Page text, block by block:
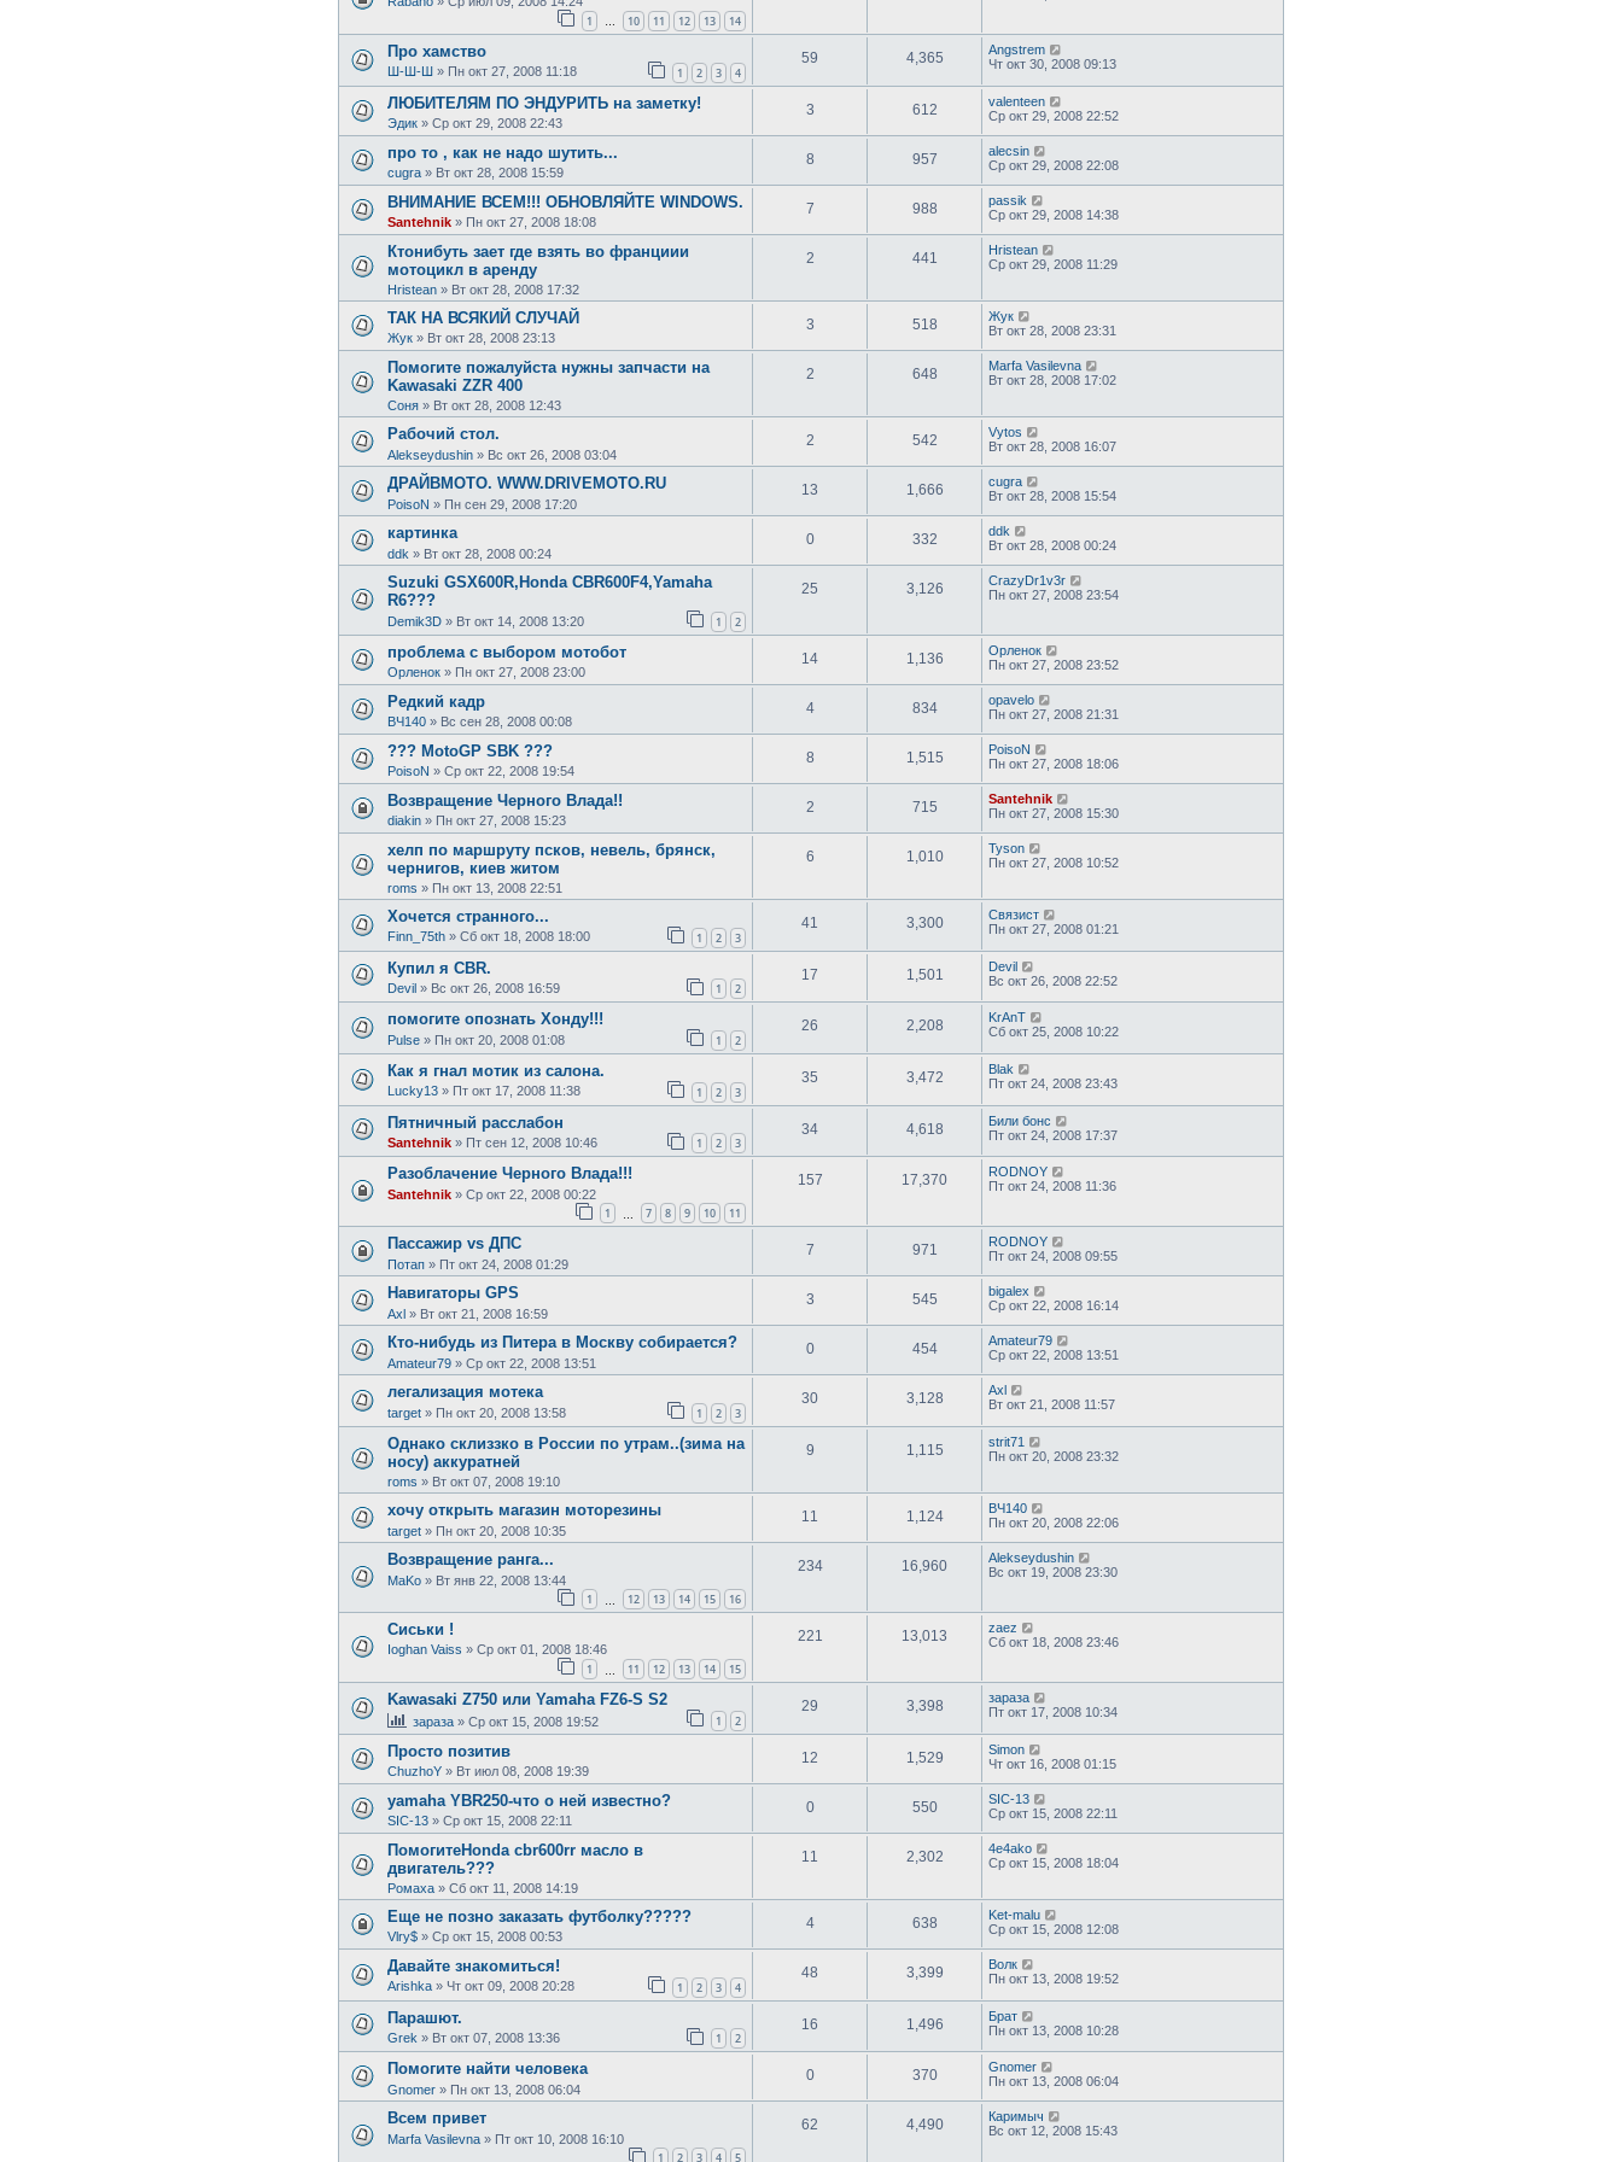
1 … 10 11 12 13 14
Про хамство
Ш-Ш-Ш » Пн окт 27, 2008 11:18 1 2 3 4
59 4,365
Angstrem
Чт окт 30, 2008 09:13
ЛЮБИТЕЛЯМ ПО ЭНДУРИТЬ на заметку!
Эдик » Ср окт 29, 2008 22:43
3 612
valenteen
Ср окт 29, 2008 22:52
про то , как не надо шутить...
cugra » Вт окт 28, 2008 15:59
8 957
alecsin
Ср окт 29, 2008 22:08
ВНИМАНИЕ ВСЕМ!!! ОБНОВЛЯЙТЕ WINDOWS.
Santehnik » Пн окт 27, 2008 18:08
7 988
passik
Ср окт 29, 2008 14:38
Ктонибуть зает где взять во франциии
мотоцикл в аренду
Hristean » Вт окт 28, 2008 17:32
2 441
Hristean
Ср окт 29, 2008 11:29
ТАК НА ВСЯКИЙ СЛУЧАЙ
Жук » Вт окт 28, 2008 23:13
3 518
Жук
Вт окт 28, 2008 23:31
Помогите пожалуйста нужны запчасти на
Kawasaki ZZR 400
Соня » Вт окт 28, 2008 12:43
2 648
Marfa Vasilevna
Вт окт 28, 2008 17:02
Рабочий стол.
Alekseydushin » Вс окт 26, 2008 03:04
2 542
Vytos
Вт окт 28, 2008 16:07
ДРАЙВМОТО. WWW.DRIVEMOTO.RU
PoisoN » Пн сен 29, 2008 17:20
13 1,666
cugra
Вт окт 28, 2008 15:54
картинка
ddk » Вт окт 28, 2008 00:24
0 332
ddk
Вт окт 28, 2008 00:24
Suzuki GSX600R,Honda CBR600F4,Yamaha
R6???
Demik3D » Вт окт 14, 2008 13:20 1 2
25 3,126
CrazyDr1v3r
Пн окт 27, 2008 23:54
проблема с выбором мотобот
Орленок » Пн окт 27, 2008 23:00
14 1,136
Орленок
Пн окт 27, 2008 23:52
Редкий кадр
ВЧ140 » Вс сен 28, 2008 00:08
4 834
opavelo
Пн окт 27, 2008 21:31
??? MotoGP SBK ???
PoisoN » Ср окт 22, 2008 19:54
8 1,515
PoisoN
Пн окт 27, 2008 18:06
Возвращение Черного Влада!!
diakin » Пн окт 27, 2008 15:23
2 715
Santehnik
Пн окт 27, 2008 15:30
хелп по маршруту псков, невель, брянск,
чернигов, киев житом
roms » Пн окт 13, 2008 22:51
6 1,010
Tyson
Пн окт 27, 2008 10:52
Хочется странного...
Finn_75th » Сб окт 18, 2008 18:00 1 2 3
41 3,300
Связист
Пн окт 27, 2008 01:21
Купил я CBR.
Devil » Вс окт 26, 2008 16:59 1 2
17 1,501
Devil
Вс окт 26, 2008 22:52
помогите опознать Хонду!!!
Pulse » Пн окт 20, 2008 01:08 1 2
26 2,208
KrAnT
Сб окт 25, 2008 10:22
Как я гнал мотик из салона.
Lucky13 » Пт окт 17, 2008 11:38 1 2 3
35 3,472
Blak
Пт окт 24, 2008 23:43
Пятничный расслабон
Santehnik » Пт сен 12, 2008 10:46 1 2 3
34 4,618
Били бонс
Пт окт 24, 2008 17:37
Разоблачение Черного Влада!!!
Santehnik » Ср окт 22, 2008 00:22
1 7 8 9 10 11
157 17,370
RODNOY
Пт окт 24, 2008 11:36
Пассажир vs ДПС
Потап » Пт окт 24, 2008 01:29
7 971
RODNOY
Пт окт 24, 2008 09:55
Навигаторы GPS
Axl » Вт окт 21, 2008 16:59
3 545
bigalex
Ср окт 22, 2008 16:14
Кто-нибудь из Питера в Москву собирается?
Amateur79 » Ср окт 22, 2008 13:51
0 454
Amateur79
Ср окт 22, 2008 13:51
легализация мотека
target » Пн окт 20, 2008 13:58 1 2 3
30 3,128
Axl
Вт окт 21, 2008 11:57
Однако склиззко в России по утрам..(зима на
носу) аккуратней
roms » Вт окт 07, 2008 19:10
9 1,115
strit71
Пн окт 20, 2008 23:32
хочу открыть магазин моторезины
target » Пн окт 20, 2008 10:35
11 1,124
ВЧ140
Пн окт 20, 2008 22:06
Возвращение ранга...
MaKo » Вт янв 22, 2008 13:44
1 12 13 14 15 16
234 16,960
Alekseydushin
Вс окт 19, 2008 23:30
Сиськи !
Ioghan Vaiss » Ср окт 01, 2008 18:46
1 11 12 13 14 15
221 13,013
zaez
Сб окт 18, 2008 23:46
Kawasaki Z750 или Yamaha FZ6-S S2
зараза » Ср окт 15, 2008 19:52 1 2
29 3,398
зараза
Пт окт 17, 2008 10:34
Просто позитив
ChuzhoY » Вт июл 08, 2008 19:39
12 1,529
Simon
Чт окт 16, 2008 01:15
yamaha YBR250-что о ней известно?
SIC-13 » Ср окт 15, 2008 22:11
0 550
SIC-13
Ср окт 15, 2008 22:11
ПомогитеHonda cbr600rr масло в
двигатель???
Ромаха » Сб окт 11, 2008 14:19
11 2,302
4e4ako
Ср окт 15, 2008 18:04
Еще не позно заказать футболку?????
Vlry$ » Ср окт 15, 2008 00:53
4 638
Ket-malu
Ср окт 15, 2008 12:08
Давайте знакомиться!
Arishka » Чт окт 09, 2008 20:28 1 2 3 4
48 3,399
Волк
Пн окт 13, 2008 19:52
Парашют.
Grek » Вт окт 07, 2008 13:36 1 2
16 1,496
Брат
Пн окт 13, 2008 10:28
Помогите найти человека
Gnomer » Пн окт 13, 2008 06:04
0 370
Gnomer
Пн окт 13, 2008 06:04
Всем привет
Marfa Vasilevna » Пт окт 10, 2008 16:10
1 2 3 4 5
62 4,490
Каримыч
Вс окт 12, 2008 15:43